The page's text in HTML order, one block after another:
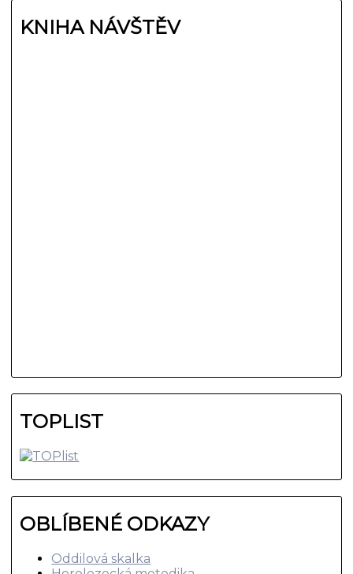
KNIHA NÁVŠTĚV
TOPLIST
OBLÍBENÉ ODKAZY
Oddilová skalka